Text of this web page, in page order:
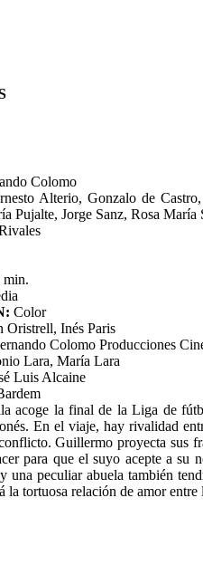
Colomo
Alterio, Gonzalo de
Pujalte, Jorge Sanz, Rosa
min.
Color
Oristrell, Inés Paris
Colomo Producciones
Lara, María Lara
Luis Alcaine
acoge la final de la Liga de
En el viaje, hay rivalidad
Guillermo proyecta sus
para que el suyo acepte a su
una peculiar abuela también
la tortuosa relación de amor entre